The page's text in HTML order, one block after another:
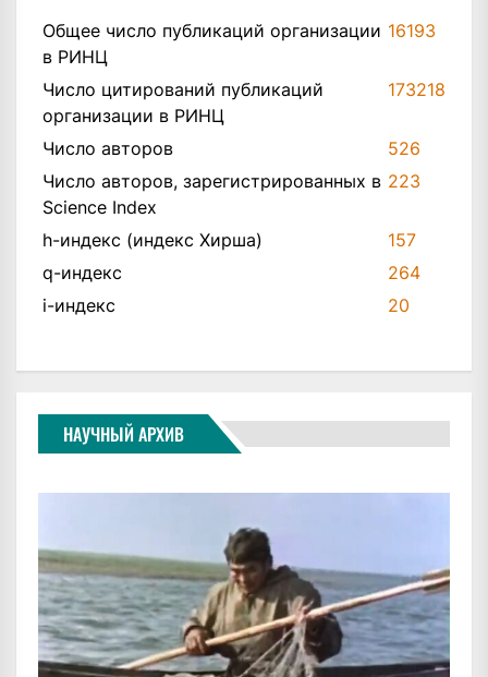
Общее число публикаций организации
в РИНЦ
16193
Число цитирований публикаций
организации в РИНЦ
173218
Число авторов
526
Число авторов, зарегистрированных в
Science Index
223
h-индекс (индекс Хирша)
157
q-индекс
264
i-индекс
20
НАУЧНЫЙ АРХИВ